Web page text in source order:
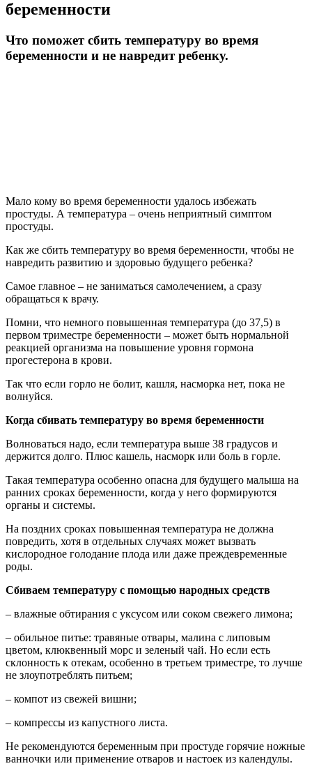
беременности
Что поможет сбить температуру во время
беременности и не навредит ребенку.
Мало кому во время беременности удалось избежать
простуды. А температура – очень неприятный симптом
простуды.
Как же сбить температуру во время беременности, чтобы не
навредить развитию и здоровью будущего ребенка?
Самое главное – не заниматься самолечением, а сразу
обращаться к врачу.
Помни, что немного повышенная температура (до 37,5) в
первом триместре беременности – может быть нормальной
реакцией организма на повышение уровня гормона
прогестерона в крови.
Так что если горло не болит, кашля, насморка нет, пока не
волнуйся.
Когда сбивать температуру во время беременности
Волноваться надо, если температура выше 38 градусов и
держится долго. Плюс кашель, насморк или боль в горле.
Такая температура особенно опасна для будущего малыша на
ранних сроках беременности, когда у него формируются
органы и системы.
На поздних сроках повышенная температура не должна
повредить, хотя в отдельных случаях может вызвать
кислородное голодание плода или даже преждевременные
роды.
Сбиваем температуру с помощью народных средств
– влажные обтирания с уксусом или соком свежего лимона;
– обильное питье: травяные отвары, малина с липовым
цветом, клюквенный морс и зеленый чай. Но если есть
склонность к отекам, особенно в третьем триместре, то лучше
не злоупотреблять питьем;
– компот из свежей вишни;
– компрессы из капустного листа.
Не рекомендуются беременным при простуде горячие ножные
ванночки или применение отваров и настоек из календулы.